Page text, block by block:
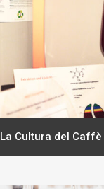
La Cultura del Caffè